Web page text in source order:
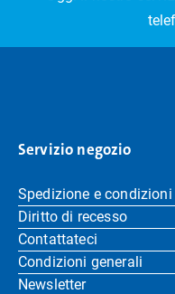
Servizio negozio
Spedizione e
Diritto di recesso
Contattateci
Condizioni generali
Newsletter